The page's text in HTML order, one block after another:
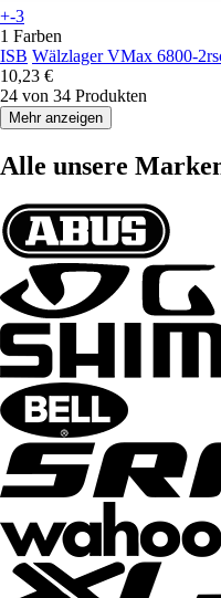
+-3
1 Farben
ISB Wälzlager VMax 6800-
10,23 €
24 von 34 Produkten
Mehr anzeigen
Alle unsere